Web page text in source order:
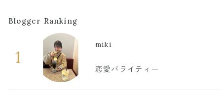
Blogger Ranking
1
miki
恋愛バライティー